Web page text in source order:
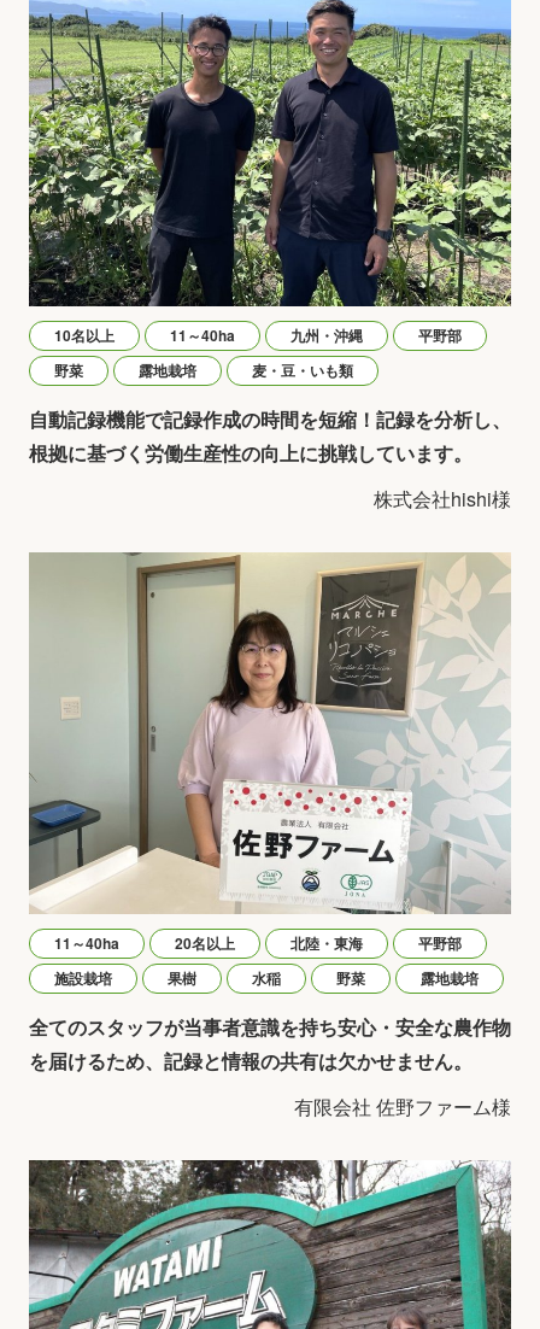
自動記録機能で記録作成の時間を短縮！記録を分析し、
根拠に基づく労働生産性の向上に挑戦しています。
株式会社hishi様
10名以上 11～40ha 九州・沖縄
平野部
野菜
露地栽培 麦・豆・いも類
全てのスタッフが当事者意識を持ち安心・安全な農作物
を届けるため、記録と情報の共有は欠かせません。
有限会社 佐野ファーム様
11～40ha 20名以上 北陸・東海
平野部
施設栽培
果樹 水稲 野菜 露地栽培